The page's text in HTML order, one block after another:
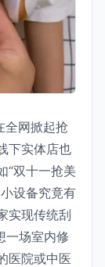
全网掀起抢
下实体店也
“双十一抢美
设备究竟有
实现传统刮
一场室内修
医院或中医